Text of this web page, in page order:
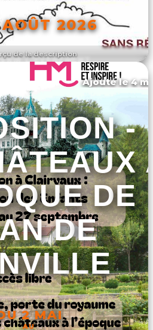
de la description
2026
L'ÉVÉNEMENT
Ajouté le 4
-
DE
DE
2 MAI
AU